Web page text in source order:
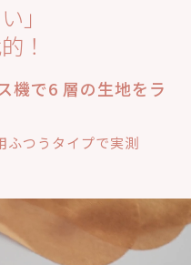
」
！
機で6 層の生地をラ
つうタイプで実測